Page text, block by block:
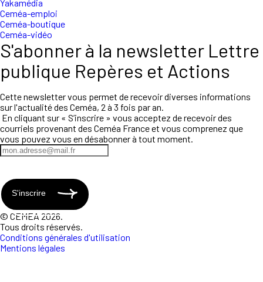
Yakamédia
Ceméa-emploi
Ceméa-boutique
Ceméa-vidéo
S'abonner à la newsletter Lettre
publique Repères et Actions
Cette newsletter vous permet de recevoir diverses informations
sur l'actualité des Ceméa, 2 à 3 fois par an.
En cliquant sur « S’inscrire » vous acceptez de recevoir des
courriels provenant des Ceméa France et vous comprenez que
vous pouvez vous en désabonner à tout moment.
S'inscrire
© CEMEA 2026.
Tous droits réservés.
Conditions générales d'utilisation
Mentions légales